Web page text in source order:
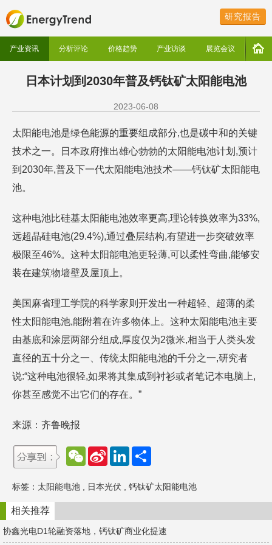
研究报告
产业资讯 分析评论 价格趋势 产业访谈 展览会议
日本计划到2030年普及钙钛矿太阳能电池
2023-06-08
太阳能电池是绿色能源的重要组成部分,也是碳中和的关键
技术之一。日本政府推出雄心勃勃的太阳能电池计划,预计
到2030年,普及下一代太阳能电池技术——钙钛矿太阳能电
池。
这种电池比硅基太阳能电池效率更高,理论转换效率为33%,
远超晶硅电池(29.4%),通过叠层结构,有望进一步突破效率
极限至46%。这种太阳能电池更轻薄,可以柔性弯曲,能够安
装在建筑物墙壁及屋顶上。
美国麻省理工学院的科学家则开发出一种超轻、超薄的柔
性太阳能电池,能附着在许多物体上。这种太阳能电池主要
由基底和涂层两部分组成,厚度仅为2微米,相当于人类头发
直径的五十分之一、传统太阳能电池的千分之一,研究者
说:“这种电池很轻,如果将其集成到衬衫或者笔记本电脑上,
你甚至感觉不出它们的存在。”
来源：齐鲁晚报
W
e
a
t
S
a
W
e
b
o
L
e
d
n
标签： 太阳能电池 日本光伏 钙钛矿太阳能电池
相关推荐
协鑫光电D1轮融资落地，钙钛矿商业化提速